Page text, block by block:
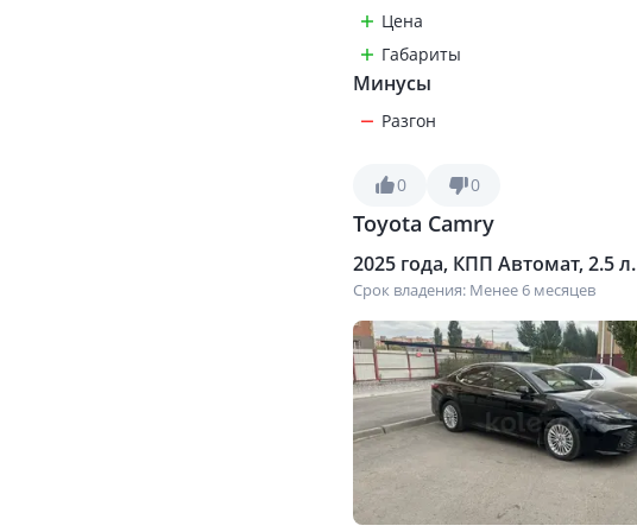
Цена
Габариты
Минусы
Разгон
0 0
Toyota Camry
2025 года, КПП Автомат, 2.5 л.
Срок владения: Менее 6 месяцев